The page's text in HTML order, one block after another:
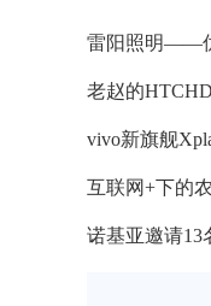
雷阳照明——
老赵的
vivo新旗舰
互联网+下的
诺基亚邀请13